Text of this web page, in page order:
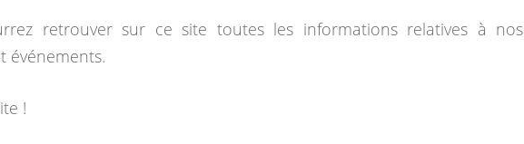
retrouver sur ce site toutes les informations relatives à nos
événements.
!